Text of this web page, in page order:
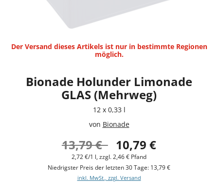
Der Versand dieses Artikels ist nur in bestimmte Regionen
möglich.
Bionade Holunder Limonade
GLAS (Mehrweg)
12 x 0,33 l
von Bionade
13,79 € 10,79 €
2,72 €/1 l, zzgl. 2,46 € Pfand
Niedrigster Preis der letzten 30 Tage: 13,79 €
inkl. MwSt., zzgl. Versand